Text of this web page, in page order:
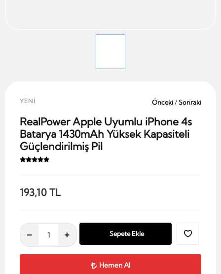
YENİ Önceki/Sonraki
RealPower Apple Uyumlu iPhone 4s
Batarya 1430mAh Yüksek Kapasiteli
Güçlendirilmiş Pil
193,10 TL
Sepete Ekle
Hemen Al